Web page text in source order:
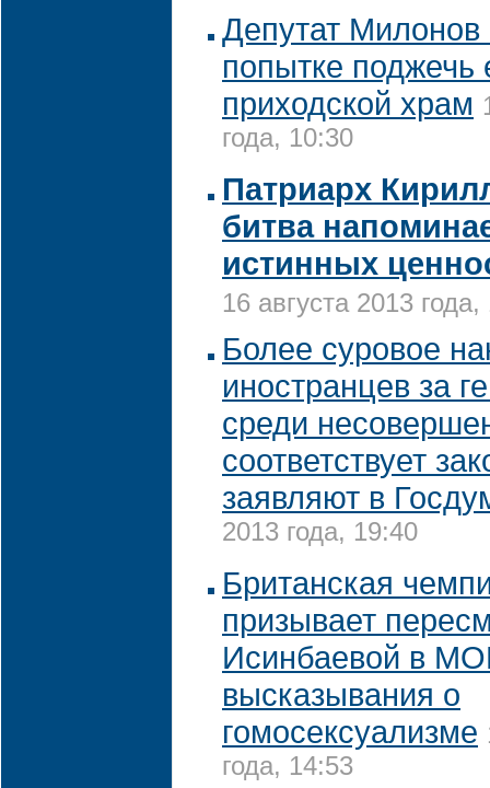
Депутат
попытке поджечь
приходской храм
года, 10:30
Патриарх
битва
истинных
16 августа 2013
Более суровое
иностранцев за
среди
соответствует
заявляют в
2013 года, 19:40
Британская
призывает
Исинбаевой в
высказывания о
гомосексуализме
года, 14:53